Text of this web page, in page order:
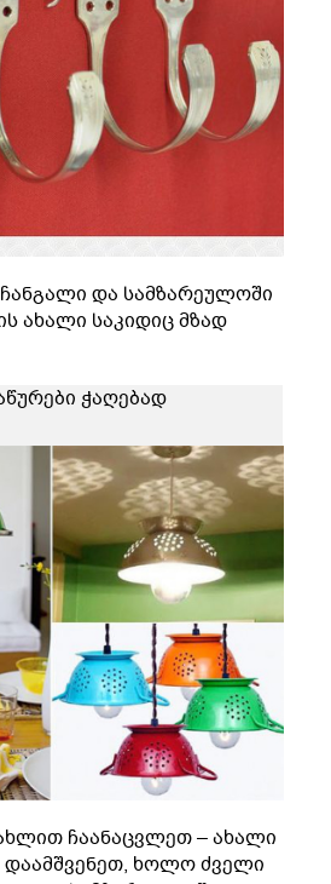
და სამზარეულოში
ახალი საკიდიც მზად
ჭაღებად
ჩაანაცვლეთ – ახალი
ხოლო ძველი